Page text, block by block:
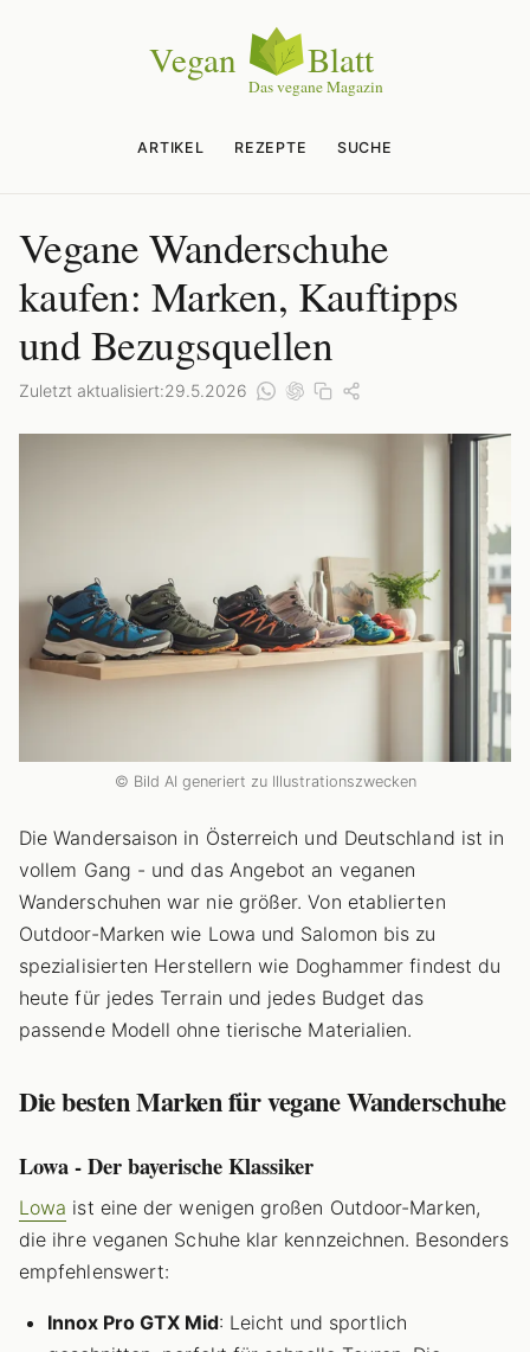
ARTIKEL REZEPTE SUCHE
Vegane Wanderschuhe
kaufen: Marken, Kauftipps
und Bezugsquellen
Zuletzt aktualisiert:29.5.2026
© Bild AI generiert zu Illustrationszwecken
Die Wandersaison in Österreich und Deutschland ist in
vollem Gang - und das Angebot an veganen
Wanderschuhen war nie größer. Von etablierten
Outdoor-Marken wie Lowa und Salomon bis zu
spezialisierten Herstellern wie Doghammer findest du
heute für jedes Terrain und jedes Budget das
passende Modell ohne tierische Materialien.
Die besten Marken für vegane Wanderschuhe
Lowa - Der bayerische Klassiker
Lowa ist eine der wenigen großen Outdoor-Marken,
die ihre veganen Schuhe klar kennzeichnen. Besonders
empfehlenswert:
Innox Pro GTX Mid: Leicht und sportlich